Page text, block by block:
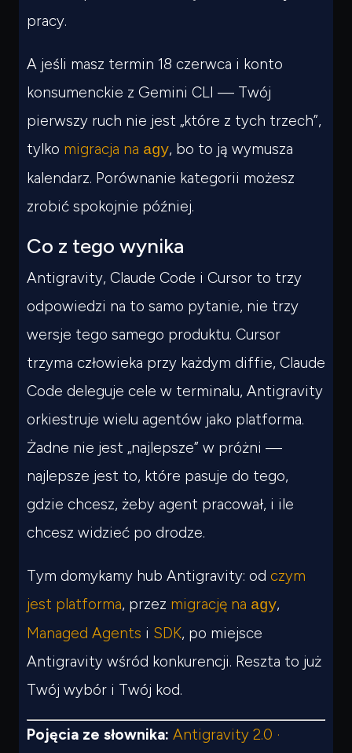
pracy.
A jeśli masz termin 18 czerwca i konto
konsumenckie z Gemini CLI — Twój
pierwszy ruch nie jest „które z tych trzech”,
tylko migracja na agy, bo to ją wymusza
kalendarz. Porównanie kategorii możesz
zrobić spokojnie później.
Co z tego wynika
Antigravity, Claude Code i Cursor to trzy
odpowiedzi na to samo pytanie, nie trzy
wersje tego samego produktu. Cursor
trzyma człowieka przy każdym diffie, Claude
Code deleguje cele w terminalu, Antigravity
orkiestruje wielu agentów jako platforma.
Żadne nie jest „najlepsze” w próżni —
najlepsze jest to, które pasuje do tego,
gdzie chcesz, żeby agent pracował, i ile
chcesz widzieć po drodze.
Tym domykamy hub Antigravity: od czym
jest platforma, przez migrację na agy,
Managed Agents i SDK, po miejsce
Antigravity wśród konkurencji. Reszta to już
Twój wybór i Twój kod.
Pojęcia ze słownika: Antigravity 2.0 ·